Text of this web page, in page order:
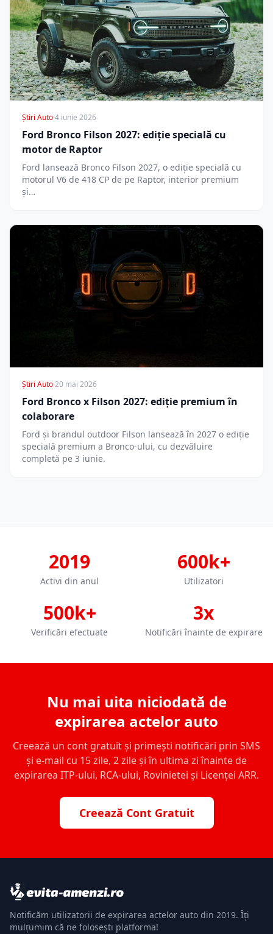
Știri Auto·4 iunie 2026
Ford Bronco Filson 2027: ediție specială cu
motor de Raptor
Ford lansează Bronco Filson 2027, o ediție specială cu
motorul V6 de 418 CP de pe Raptor, interior premium
și…
Știri Auto·20 mai 2026
Ford Bronco x Filson 2027: ediție premium în
colaborare
Ford și brandul outdoor Filson lansează în 2027 o ediție
specială premium a Bronco-ului, cu dezvăluire
completă pe 3 iunie.
2019
Activi din anul
600k+
Utilizatori
500k+
Verificări efectuate
3x
Notificări înainte de expirare
Nu mai uita niciodată de
expirarea actelor auto
Creează un cont gratuit și primești notificări prin SMS
și e-mail cu 15 zile, 2 zile și în ultima zi înainte de
expirarea ITP-ului, RCA-ului, Rovinietei și Licenței ARR.
Creează Cont Gratuit
Notificăm utilizatorii de expirarea actelor auto din 2019. Îți
mulțumim că ne folosești platforma!